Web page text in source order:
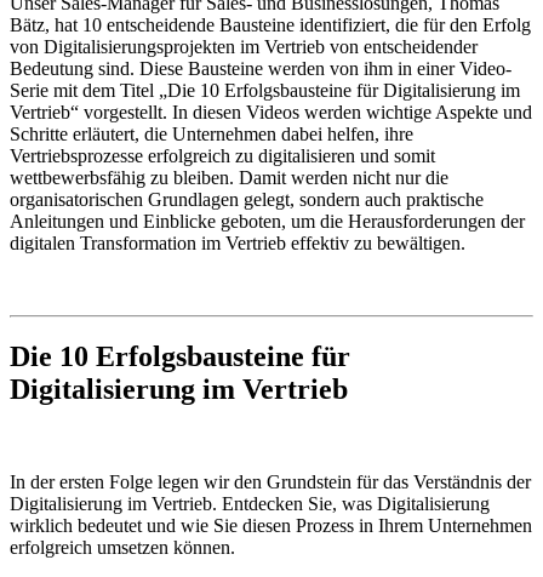
Bätz, hat 10 entscheidende Bausteine identifiziert, die für den Erfolg
von Digitalisierungsprojekten im Vertrieb von entscheidender
Bedeutung sind. Diese Bausteine werden von ihm in einer Video-
Serie mit dem Titel „Die 10 Erfolgsbausteine für Digitalisierung im
Vertrieb“ vorgestellt. In diesen Videos werden wichtige Aspekte und
Schritte erläutert, die Unternehmen dabei helfen, ihre
Vertriebsprozesse erfolgreich zu digitalisieren und somit
wettbewerbsfähig zu bleiben. Damit werden nicht nur die
organisatorischen Grundlagen gelegt, sondern auch praktische
Anleitungen und Einblicke geboten, um die Herausforderungen der
digitalen Transformation im Vertrieb effektiv zu bewältigen.
Die 10 Erfolgsbausteine für
Digitalisierung im Vertrieb
In der ersten Folge legen wir den Grundstein für das Verständnis der
Digitalisierung im Vertrieb. Entdecken Sie, was Digitalisierung
wirklich bedeutet und wie Sie diesen Prozess in Ihrem Unternehmen
erfolgreich umsetzen können.